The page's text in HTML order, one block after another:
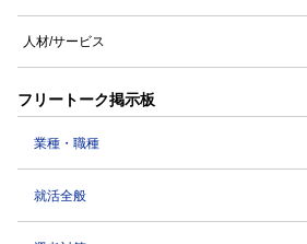
人材/サービス
フリートーク掲示板
業種・職種
就活全般